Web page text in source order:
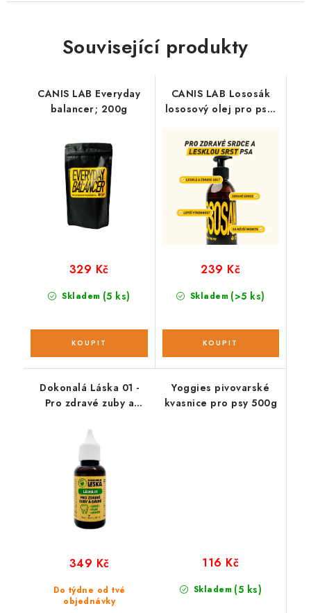
Související produkty
CANIS LAB Everyday
balancer; 200g
Skladem (5 ks)
329 Kč
CANIS LAB Lososák
lososový olej pro psy;
Skladem (>5 ks)
239 Kč
Dokonalá Láska 01 -
Pro zdravé zuby a
Do týdne od tvé
objednávky
349 Kč
Yoggies pivovarské
kvasnice pro psy 500g
Skladem (5 ks)
116 Kč